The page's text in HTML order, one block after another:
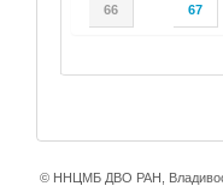
66 67
© ННЦМБ ДВО РАН,